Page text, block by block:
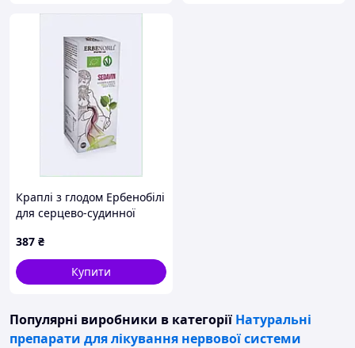
Краплі з глодом Ербенобілі
для серцево-судинної
387 ₴
Купити
Популярні виробники в категорії Натуральні
препарати для лікування нервової системи